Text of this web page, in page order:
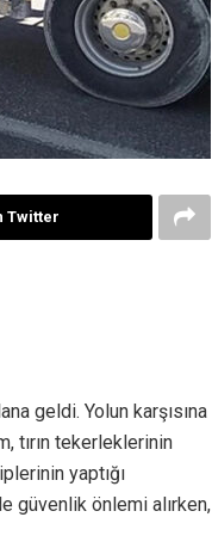
Twitter
geldi. Yolun karşısına
tırın tekerleklerinin
yaptığı
güvenlik önlemi alırken,